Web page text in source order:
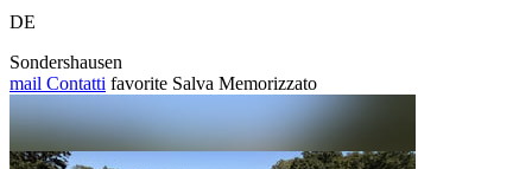
DE
Sondershausen
mail Contatti favorite Salva Memorizzato